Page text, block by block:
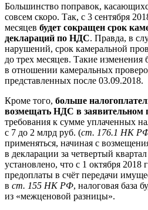
Большинство поправок,
совсем скоро. Так, с 3 сентября
месяцев будет сокращен срок
деклараций по НДС. Правда, в
нарушений, срок камеральной
до трех месяцев. Такие изменения
в отношении камеральных
представленных после 03.09.2018.
Кроме того, больше
возмещать НДС в заявительном
требования к сумме уплаченных
с 7 до 2 млрд руб. (ст. 176.1 НК
применяться, начиная с
в декларации за четвертый
установлено, что с 1 октября 2018
предоплаты в счёт передачи
в ст. 155 НК РФ, налоговая база
из «межценовой разницы».